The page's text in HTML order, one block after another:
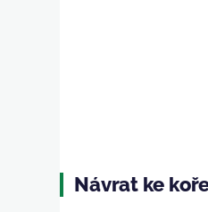
Návrat ke